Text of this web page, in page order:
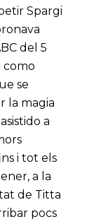
Spargi
del 5
como
se
la magia
a
i tot els
a la
de Titta
pocs